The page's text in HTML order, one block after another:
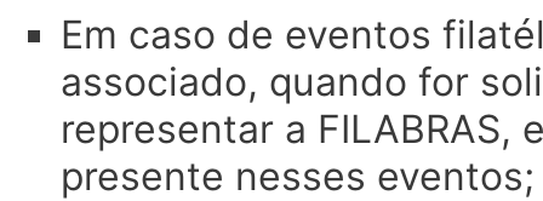
Em caso de eventos
associado, quando for
representar a
presente nesses eventos;